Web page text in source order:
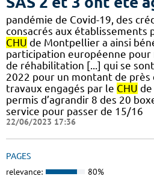
pandémie de Covid-19, des
consacrés aux établissements
CHU de Montpellier a ainsi
participation européenne pour
de réhabilitation [...] qui se
2022 pour un montant de près
travaux engagés par le CHU
permis d’agrandir 8 des 20
service pour passer de 15/16
22/06/2023 17:36
PAGES
relevance: 80%